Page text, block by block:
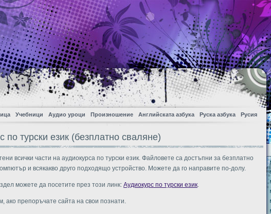
Учебници Аудио уроци Произношение Английската азбука Руска азбука Русия
по турски език (безплатно сваляне)
всички части на аудиокурса по турски език. Файловете са достъпни за безплатно
и всякакво друго подходящо устройство. Можете да го направите по-долу.
можете да посетите през този линк: Аудиокурс по турски език.
ако препоръчате сайта на свои познати.